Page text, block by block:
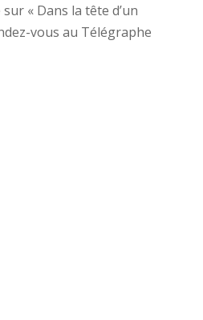
sur « Dans la tête d’un
vous au Télégraphe